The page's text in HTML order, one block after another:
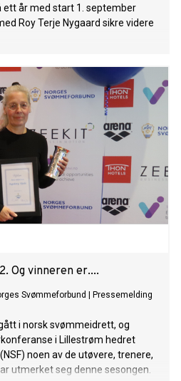
ett år med start 1. september
Roy Terje Nygaard sikre videre
Og vinneren er....
Svømmeforbund Pressemelding
i norsk svømmeidrett, og
i Lillestrøm hedret
noen av de utøvere, trenere,
utmerket seg denne sesongen.